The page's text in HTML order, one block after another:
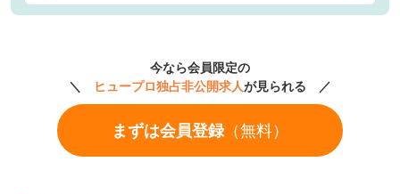
経理 財務
人事・労務 法務・知財
千葉
大阪 京都
今なら会員限定の
＼
ヒュープロ独占非公開求人が見られる ／
まずは会員登録（無料）